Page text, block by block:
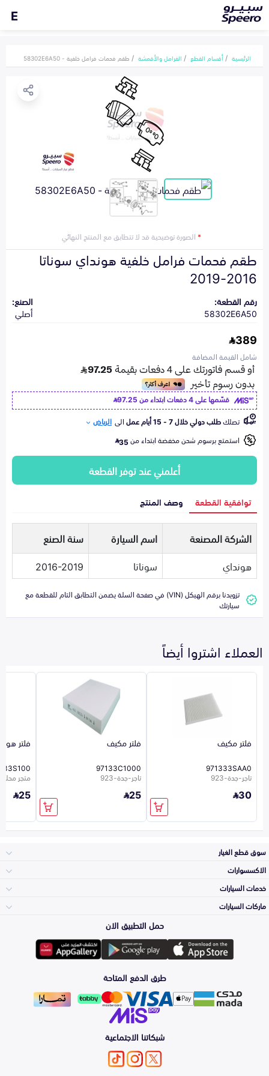
E
الرئيسية أقسام القطع الفرامل والأقمشة طقم فحمات فرامل خلفية - 58302E6A50
*الصورة توضيحية قد لا تتطابق مع المنتج النهائي
طقم فحمات فرامل خلفية هونداي سوناتا
2016-2019
رقم القطعة:
58302E6A50
الصنع:
أصلي
389
شامل القيمة المضافة
قسّمها على 4 دفعات ابتداء من
97.25
تصلكطلب دولي خلال 7 - 15 أيام عمل الى الرياض
استمتع برسوم شحن مخفضة ابتداء من35
أعلمني عند توفر القطعة
توافقية القطعة وصف المنتج
الشركة المصنعة اسم السيارة
سنة الصنع
هونداي
سوناتا 2016-2019
تزويدنا برقم الهيكل (VIN) في صفحة السلة يضمن التطابق التام للقطعة مع
سيارتك
العملاء اشتروا أيضاً
فلتر مكيف
971333SAA0
تاجر-جدة-923
30
فلتر مكيف
97133C1000
تاجر-جدة-923
25
فلتر
متجر محلي
25
سوق قطع الغيار
المكائن، القيرات
وملحقاتها
الشمعات
والاصطبات (الاضاءة)
الفرامل والأقمشة
الاكسسوارات
لوازم الرحلات
اكسسوارات العناية
الزيوت و السوائل
خدمات السيارات
الأكثر مبيعاً
التلميع والعناية
حماية مقدمة السيارة
ماركات السيارات
تويوتا
هيونداي
كيا
حمل التطبيق الان
طرق الدفع المتاحة
شبكاتنا الاجتماعية